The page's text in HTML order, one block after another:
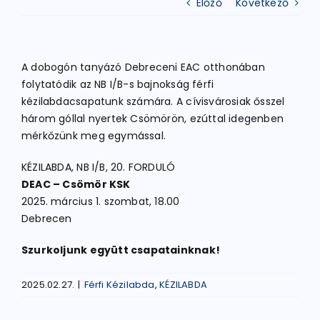
KERÉKPÁR
EGYÉB SPORTÁGAK
PÁLYÁK
TAGDÍJ BEFIZETÉS
Előző Következő
A dobogón tanyázó Debreceni EAC otthonában
folytatódik az NB I/B-s bajnokság férfi
kézilabdacsapatunk számára. A cívisvárosiak ősszel
három góllal nyertek Csömörön, ezúttal idegenben
mérkőzünk meg egymással.
KÉZILABDA, NB I/B, 20. FORDULÓ
DEAC – Csömör KSK
2025. március 1. szombat, 18.00
Debrecen
Szurkoljunk együtt csapatainknak!
2025.02.27. | Férfi Kézilabda,KÉZILABDA